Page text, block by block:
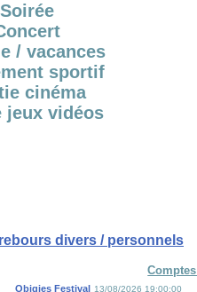
Soirée
/ vacances
sportif
cinéma
jeux vidéos
divers / personnels
Obigies Festival 13/08/2026 19:00:00